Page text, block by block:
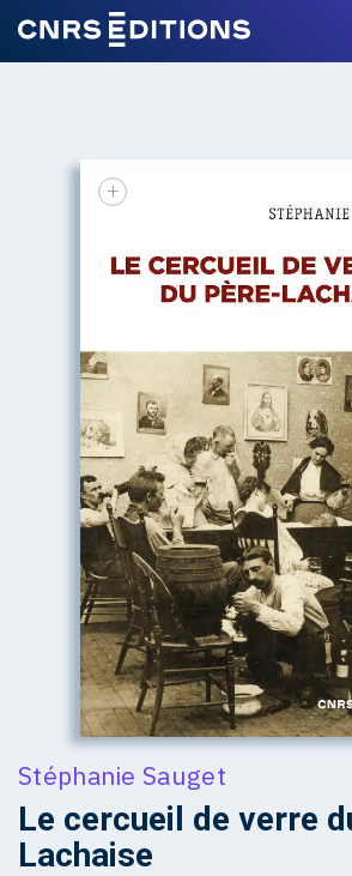
+
Stéphanie Sauget
Le cercueil de verre
Lachaise